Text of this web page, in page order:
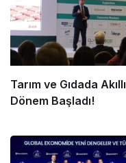
Tarım ve Gıdada Akıllı
Dönem Başladı!